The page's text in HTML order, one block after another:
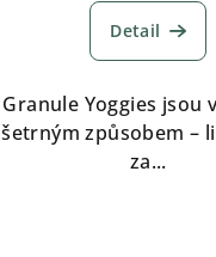
Detail
Granule Yoggies jsou
šetrným způsobem –
za...